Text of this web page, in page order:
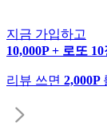
지금 가입하고
10,000P + 로또
리뷰 쓰면 2,000P